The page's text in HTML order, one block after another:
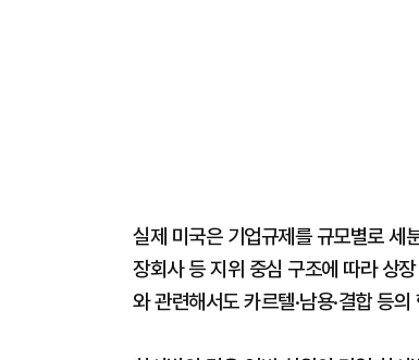
실제 미국은 기업규제를 규모별로 세
장회사 등 지위 중심 구조에 따라 상
와 관련해서도 카르텔·남용·결합 등